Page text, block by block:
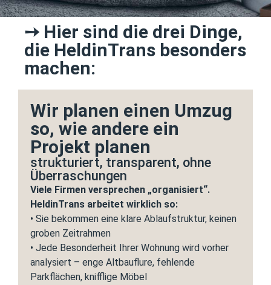
➙ Hier sind die drei Dinge,
die HeldinTrans besonders
machen:
Wir planen einen Umzug
so, wie andere ein
Projekt planen
strukturiert, transparent, ohne
Überraschungen
Viele Firmen versprechen „organisiert“.
HeldinTrans arbeitet wirklich so:
• Sie bekommen eine klare Ablaufstruktur, keinen
groben Zeitrahmen
• Jede Besonderheit Ihrer Wohnung wird vorher
analysiert – enge Altbauflure, fehlende
Parkflächen, knifflige Möbel